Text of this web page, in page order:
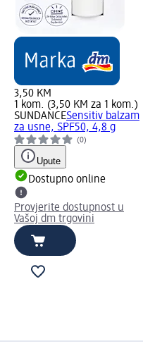
3,50 KM
1 kom. (3,50 KM za 1 kom.)
SUNDANCESensitiv balzam
za usne, SPF50, 4,8 g
(0)
Upute
Dostupno online
Provjerite dostupnost u
Vašoj dm trgovini